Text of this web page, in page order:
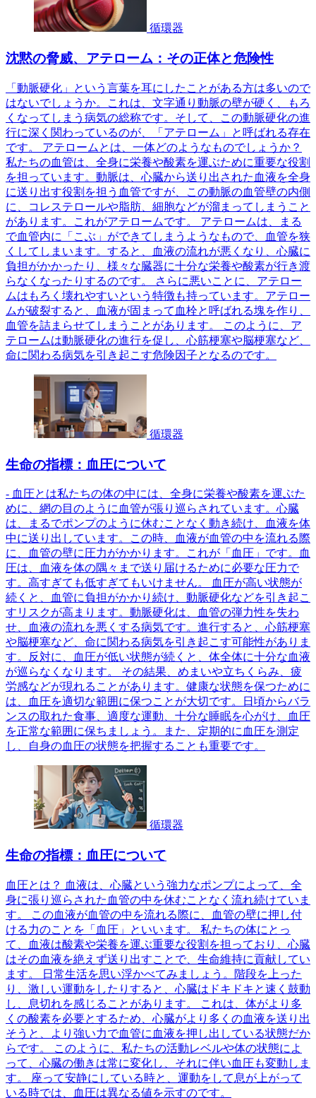
循環器
沈黙の脅威、アテローム：その正体と危険性
「動脈硬化」という言葉を耳にしたことがある方は多いので
はないでしょうか。これは、文字通り動脈の壁が硬く、もろ
くなってしまう病気の総称です。そして、この動脈硬化の進
行に深く関わっているのが、「アテローム」と呼ばれる存在
です。 アテロームとは、一体どのようなものでしょうか？
私たちの血管は、全身に栄養や酸素を運ぶために重要な役割
を担っています。動脈は、心臓から送り出された血液を全身
に送り出す役割を担う血管ですが、この動脈の血管壁の内側
に、コレステロールや脂肪、細胞などが溜まってしまうこと
があります。これがアテロームです。 アテロームは、まる
で血管内に「こぶ」ができてしまうようなもので、血管を狭
くしてしまいます。すると、血液の流れが悪くなり、心臓に
負担がかかったり、様々な臓器に十分な栄養や酸素が行き渡
らなくなったりするのです。 さらに悪いことに、アテロー
ムはもろく壊れやすいという特徴も持っています。アテロー
ムが破裂すると、血液が固まって血栓と呼ばれる塊を作り、
血管を詰まらせてしまうことがあります。 このように、ア
テロームは動脈硬化の進行を促し、心筋梗塞や脳梗塞など、
命に関わる病気を引き起こす危険因子となるのです。
循環器
生命の指標：血圧について
- 血圧とは私たちの体の中には、全身に栄養や酸素を運ぶた
めに、網の目のように血管が張り巡らされています。心臓
は、まるでポンプのように休むことなく動き続け、血液を体
中に送り出しています。この時、血液が血管の中を流れる際
に、血管の壁に圧力がかかります。これが「血圧」です。血
圧は、血液を体の隅々まで送り届けるために必要な圧力で
す。高すぎても低すぎてもいけません。 血圧が高い状態が
続くと、血管に負担がかかり続け、動脈硬化などを引き起こ
すリスクが高まります。動脈硬化は、血管の弾力性を失わ
せ、血液の流れを悪くする病気です。進行すると、心筋梗塞
や脳梗塞など、命に関わる病気を引き起こす可能性がありま
す。反対に、血圧が低い状態が続くと、体全体に十分な血液
が巡らなくなります。 その結果、めまいや立ちくらみ、疲
労感などが現れることがあります。健康な状態を保つために
は、血圧を適切な範囲に保つことが大切です。日頃からバラ
ンスの取れた食事、適度な運動、十分な睡眠を心がけ、血圧
を正常な範囲に保ちましょう。また、定期的に血圧を測定
し、自身の血圧の状態を把握することも重要です。
循環器
生命の指標：血圧について
血圧とは？ 血液は、心臓という強力なポンプによって、全
身に張り巡らされた血管の中を休むことなく流れ続けていま
す。 この血液が血管の中を流れる際に、血管の壁に押し付
ける力のことを「血圧」といいます。 私たちの体にとっ
て、血液は酸素や栄養を運ぶ重要な役割を担っており、心臓
はその血液を絶えず送り出すことで、生命維持に貢献してい
ます。 日常生活を思い浮かべてみましょう。階段を上った
り、激しい運動をしたりすると、心臓はドキドキと速く鼓動
し、息切れを感じることがあります。 これは、体がより多
くの酸素を必要とするため、心臓がより多くの血液を送り出
そうと、より強い力で血管に血液を押し出している状態だか
らです。 このように、私たちの活動レベルや体の状態によ
って、心臓の働きは常に変化し、それに伴い血圧も変動しま
す。 座って安静にしている時と、運動をして息が上がって
いる時では、血圧は異なる値を示すのです。